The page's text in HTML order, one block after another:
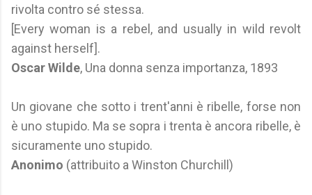
rivolta contro sé stessa.
[Every woman is a rebel, and usually in wild revolt
against herself].
Oscar Wilde, Una donna senza importanza, 1893
Un giovane che sotto i trent'anni è ribelle, forse non
è uno stupido. Ma se sopra i trenta è ancora ribelle, è
sicuramente uno stupido.
Anonimo (attribuito a Winston Churchill)